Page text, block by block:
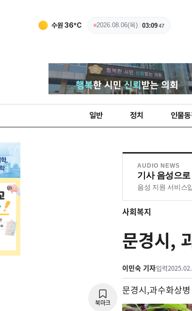
수원 36ºC 2026.08.06(목) 03:0948
일반 정치 인물
AUDIO NEWS
기사 음성으로
음성 지원 서비스
사회복지
문경시,
이민숙 기자입력
북마크
문경시,과수화상